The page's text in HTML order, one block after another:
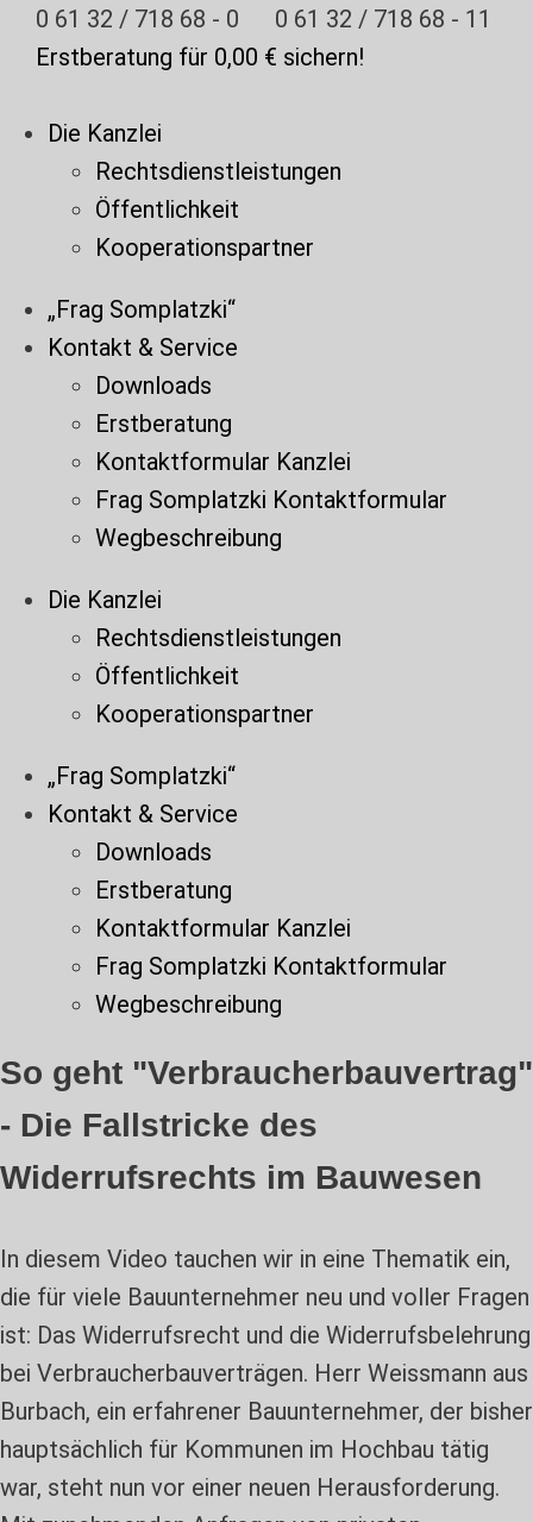
Zum
Inhalt
0 61 32 / 718 68 - 0
0 61 32 / 718 68 - 11
Erstberatung für 0,00 € sichern!
Die Kanzlei
Rechtsdienstleistungen
Öffentlichkeit
Kooperationspartner
„Frag Somplatzki“
Kontakt & Service
Downloads
Erstberatung
Kontaktformular Kanzlei
Frag Somplatzki Kontaktformular
Wegbeschreibung
Die Kanzlei
Rechtsdienstleistungen
Öffentlichkeit
Kooperationspartner
„Frag Somplatzki“
Kontakt & Service
Downloads
Erstberatung
Kontaktformular Kanzlei
Frag Somplatzki Kontaktformular
Wegbeschreibung
So geht "Verbraucherbauvertrag"
- Die Fallstricke des
Widerrufsrechts im Bauwesen
In diesem Video tauchen wir in eine Thematik ein,
die für viele Bauunternehmer neu und voller Fragen
ist: Das Widerrufsrecht und die Widerrufsbelehrung
bei Verbraucherbauverträgen. Herr Weissmann aus
Burbach, ein erfahrener Bauunternehmer, der bisher
hauptsächlich für Kommunen im Hochbau tätig
war, steht nun vor einer neuen Herausforderung.